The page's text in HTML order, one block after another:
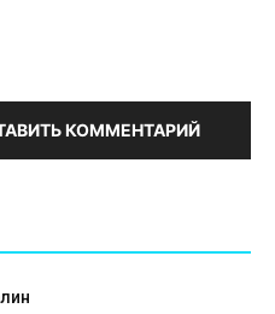
КОММЕНТАРИЙ